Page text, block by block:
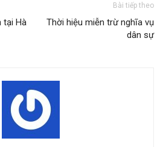
tại Hà
Bài tiếp theo
Thời hiệu miễn trừ nghĩa vụ
dân sự